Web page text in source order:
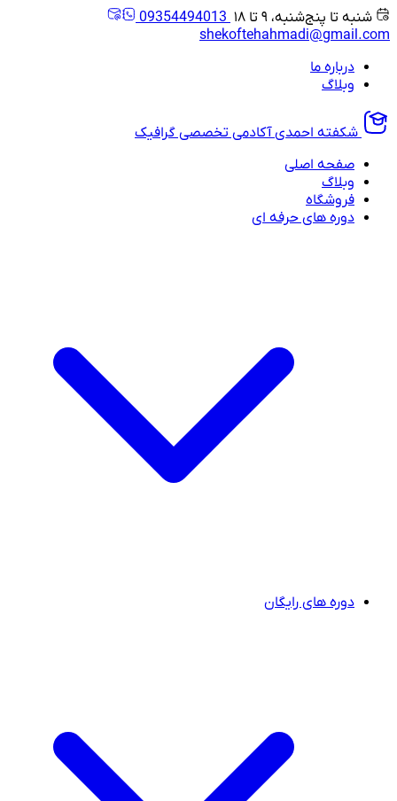
شنبه تا پنج‌شنبه، ۹ تا ۱۸
09354494013
shekoftehahmadi@gmail.com
درباره ما
وبلاگ
شکفته احمدی آکادمی تخصصی گرافیک
صفحه اصلی
وبلاگ
فروشگاه
دوره های حرفه ای
دوره های رایگان